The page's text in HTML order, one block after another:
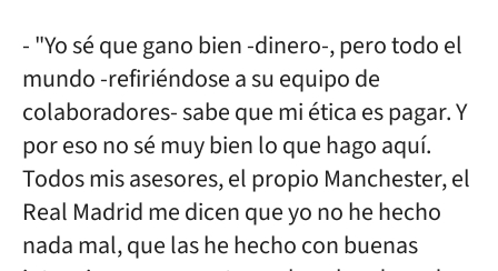
- "Yo sé que gano bien -dinero-, pero todo el
mundo -refiriéndose a su equipo de
colaboradores- sabe que mi ética es pagar. Y
por eso no sé muy bien lo que hago aquí.
Todos mis asesores, el propio Manchester, el
Real Madrid me dicen que yo no he hecho
nada mal, que las he hecho con buenas